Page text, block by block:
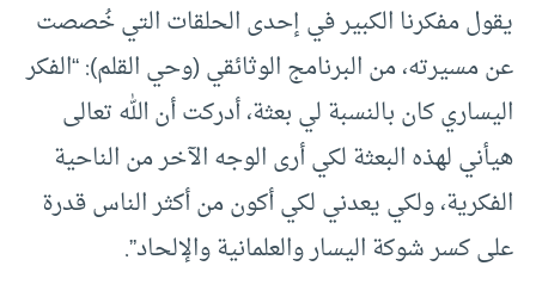
يقول مفكرنا الكبير في إحدى الحلقات التي خُصصت
عن مسيرته، من البرنامج الوثائقي (وحي القلم): “الفكر
اليساري كان بالنسبة لي بعثة، أدركت أن الله تعالى
هيأني لهذه البعثة لكي أرى الوجه الآخر من الناحية
الفكرية، ولكي يعدني لكي أكون من أكثر الناس قدرة
على كسر شوكة اليسار والعلمانية والإلحاد”.